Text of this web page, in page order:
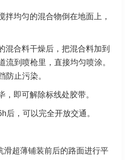
拌均匀的混合物倒在地面上，
混合料干燥后，把混合料加到
流到喷枪里，直接均匀喷涂。
防止污染。
，即可解除标线处胶带。
后，可以完全开放交通。
滑超薄铺装前后的路面进行平